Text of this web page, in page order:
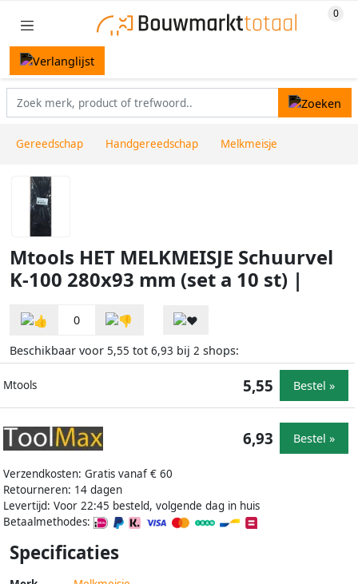
Gereedschap Handgereedschap Melkmeisje
Mtools HET MELKMEISJE Schuurvel
K-100 280x93 mm (set a 10 st) |
0
Beschikbaar voor 5,55 tot 6,93 bij 2 shops:
Mtools 5,55 Bestel »
Verzendkosten: Gratis vanaf € 60
Retourneren: 14 dagen
Levertijd: Voor 22:45 besteld, volgende dag in huis
Betaalmethodes:
6,93 Bestel »
Specificaties